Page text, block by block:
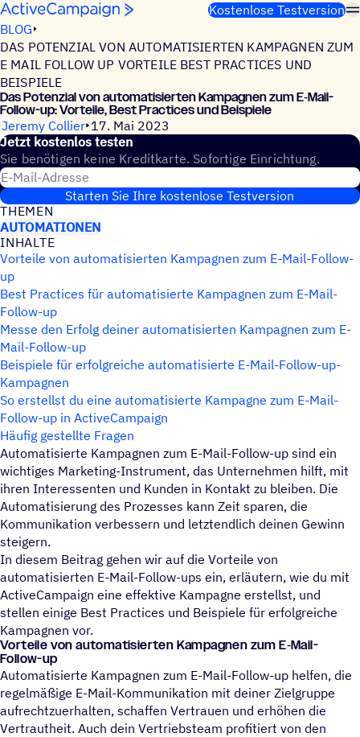
Weiter zum Inhalt
Kostenlose Testversion
BLOG
DAS POTENZIAL VON AUTOMATISIERTEN KAMPAGNEN ZUM
E MAIL FOLLOW UP VORTEILE BEST PRACTICES UND
BEISPIELE
Das Poten­zial von auto­ma­ti­sier­ten Kampa­gnen zum E‑Mail-
Follow-up: Vorteile, Best Prac­ti­ces und Beispiele
Jeremy Collier 17. Mai 2023
Jetzt kosten­los testen
Sie benötigen keine Kreditkarte. Sofortige Einrichtung.
E-Mail-Adresse
Starten Sie Ihre kostenlose Testversion
THEMEN
AUTOMATIONEN
INHALTE
Vorteile von automatisierten Kampagnen zum E-Mail-Follow-
up
Best Practices für automatisierte Kampagnen zum E-Mail-
Follow-up
Messe den Erfolg deiner automatisierten Kampagnen zum E-
Mail-Follow-up
Beispiele für erfolgreiche automatisierte E-Mail-Follow-up-
Kampagnen
So erstellst du eine automatisierte Kampagne zum E-Mail-
Follow-up in ActiveCampaign
Häufig gestellte Fragen
Automatisierte Kampagnen zum E-Mail-Follow-up sind ein
wichtiges Marketing-Instrument, das Unternehmen hilft, mit
ihren Interessenten und Kunden in Kontakt zu bleiben. Die
Automatisierung des Prozesses kann Zeit sparen, die
Kommunikation verbessern und letztendlich deinen Gewinn
steigern.
In diesem Beitrag gehen wir auf die Vorteile von
automatisierten E-Mail-Follow-ups ein, erläutern, wie du mit
ActiveCampaign eine effektive Kampagne erstellst, und
stellen einige Best Practices und Beispiele für erfolgreiche
Kampagnen vor.
Vorteile von auto­ma­ti­sier­ten Kampa­gnen zum E‑Mail-
Follow-up
Automatisierte Kampagnen zum E-Mail-Follow-up helfen, die
regelmäßige E-Mail-Kommunikation mit deiner Zielgruppe
aufrechtzuerhalten, schaffen Vertrauen und erhöhen die
Vertrautheit. Auch dein Vertriebsteam profitiert von den